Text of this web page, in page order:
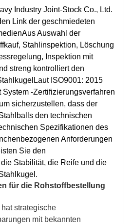
Industry Joint-Stock Co., Ltd.
Link der geschmiedeten
Aus Auswahl der
Stahlinspektion, Löschung
Inspektion mit
streng kontrolliert den
Laut ISO9001: 2015
-Zertifizierungsverfahren
sicherzustellen, dass der
den technischen
Spezifikationen des
Anforderungen
Sie den
Stabilität, die Reife und die
für die Rohstoffbestellung
strategische
mit bekannten